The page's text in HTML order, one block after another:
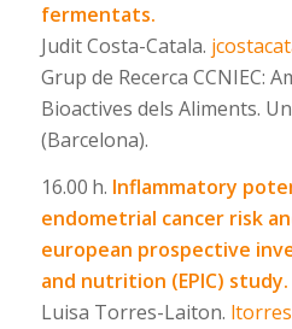
fermentats.
Judit Costa-Catala.
Grup de Recerca CCNIEC:
Bioactives dels Aliments.
(Barcelona).
16.00 h. Inflammatory
endometrial cancer risk
european prospective
and nutrition (EPIC) study.
Luisa Torres-Laiton.